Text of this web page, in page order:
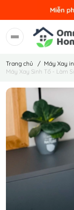
Trang chủ / Máy Xay
Máy Xay Sinh Tố - Làm